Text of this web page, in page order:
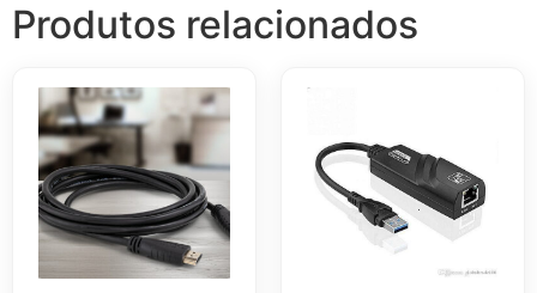
Produtos relacionados